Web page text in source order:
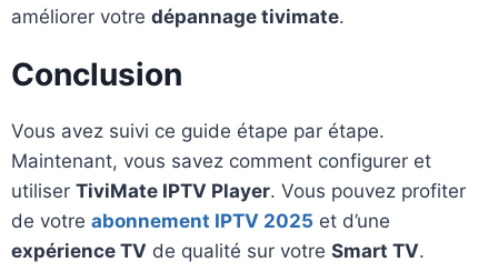
améliorer votre dépannage tivimate.
Conclusion
Vous avez suivi ce guide étape par étape.
Maintenant, vous savez comment configurer et
utiliser TiviMate IPTV Player. Vous pouvez profiter
de votre abonnement IPTV 2025 et d’une
expérience TV de qualité sur votre Smart TV.